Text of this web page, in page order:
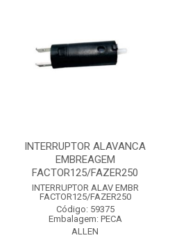
INTERRUPTOR ALAVANCA
EMBREAGEM
FACTOR125/FAZER250
INTERRUPTOR ALAV EMBR
FACTOR125/FAZER250
Código: 59375
Embalagem: PECA
ALLEN